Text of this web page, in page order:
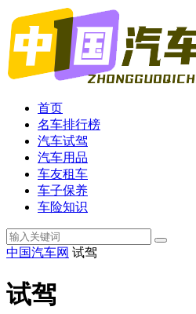
首页
名车排行榜
汽车试驾
汽车用品
车友租车
车子保养
车险知识
中国汽车网 试驾
试驾